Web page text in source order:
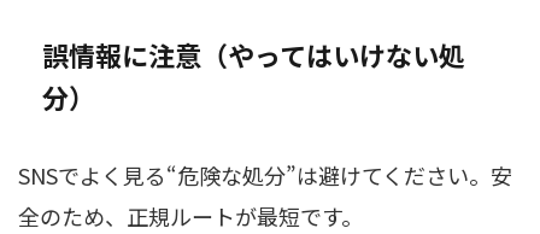
誤情報に注意（やってはいけない処
分）
SNSでよく見る“危険な処分”は避けてください。安
全のため、正規ルートが最短です。